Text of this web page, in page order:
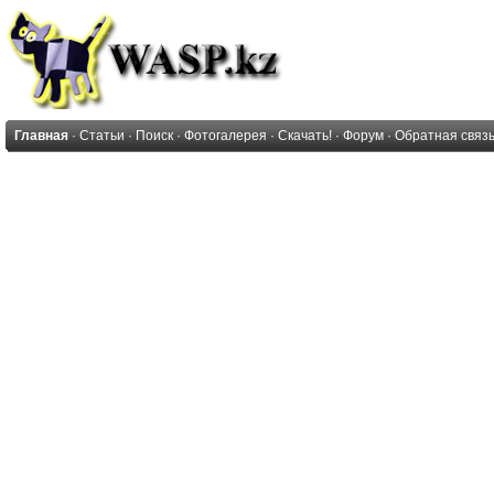
Главная · Статьи · Поиск · Фотогалерея · Скачать! · Форум · Обратная связь